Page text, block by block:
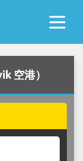
空港）